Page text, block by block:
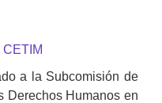
a la Subcomisión de
Derechos Humanos en